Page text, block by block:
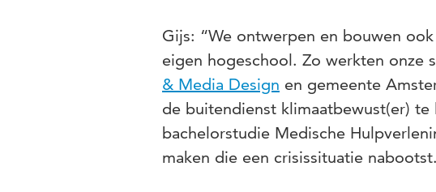
Gijs: “We ontwerpen en bouwen
eigen hogeschool. Zo werkten onze
& Media Design en gemeente
de buitendienst klimaatbewust(er)
bachelorstudie Medische
maken die een crisissituatie